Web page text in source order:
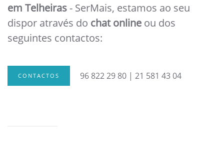
em Telheiras- SerMais, estamos ao seu
dispor através do chat online ou dos
seguintes contactos:
CONTACTOS 96 822 29 80 | 21 581 43 04